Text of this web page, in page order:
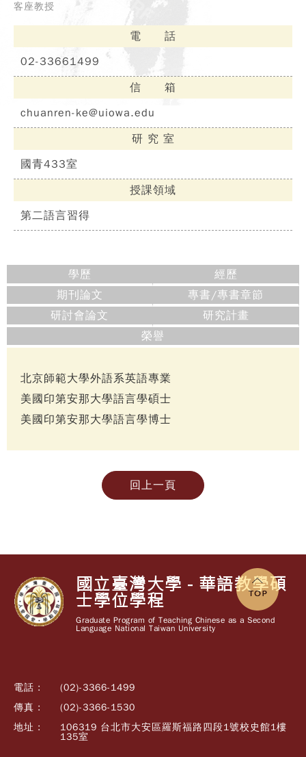
客座教授
電 話
02-33661499
信 箱
chuanren-ke@uiowa.edu
研 究 室
國青433室
授課領域
第二語言習得
學歷
經歷
期刊論文
專書/專書章節
研討會論文
研究計畫
榮譽
北京師範大學外語系英語專業
美國印第安那大學語言學碩士
美國印第安那大學語言學博士
回上一頁
國立臺灣大學 - 華語教學碩
士學位學程
Graduate Program of Teaching Chinese as a Second
Language National Taiwan University
電話 :
(02)-3366-1499
傳真 :
(02)-3366-1530
地址 :
106319 台北市大安區羅斯福路四段1號校史館1樓
135室